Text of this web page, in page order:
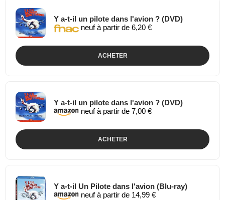
Y a-t-il un pilote dans l'avion ? (DVD)
neuf à partir de 6,20 €
ACHETER
Y a-t-il un pilote dans l'avion ? (DVD)
neuf à partir de 7,00 €
ACHETER
Y a-t-il Un Pilote dans l'avion (Blu-ray)
neuf à partir de 14,99 €